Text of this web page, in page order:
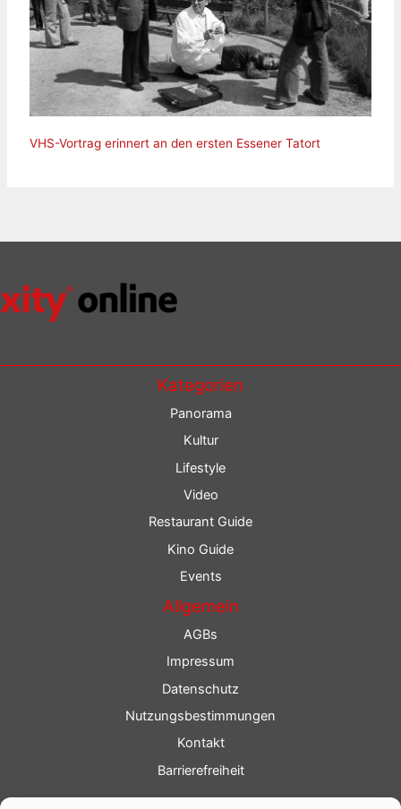
VHS-Vortrag erinnert an den ersten Essener Tatort
Kategorien
Panorama
Kultur
Lifestyle
Video
Restaurant Guide
Kino Guide
Events
Allgemein
AGBs
Impressum
Datenschutz
Nutzungsbestimmungen
Kontakt
Barrierefreiheit